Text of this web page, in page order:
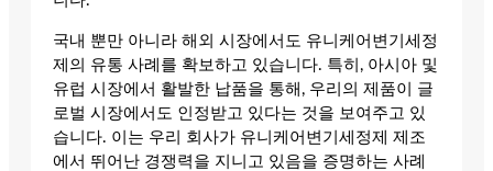
국내 뿐만 아니라 해외 시장에서도 유니케어변기세정
제의 유통 사례를 확보하고 있습니다. 특히, 아시아 및
유럽 시장에서 활발한 납품을 통해, 우리의 제품이 글
로벌 시장에서도 인정받고 있다는 것을 보여주고 있
습니다. 이는 우리 회사가 유니케어변기세정제 제조
에서 뛰어난 경쟁력을 지니고 있음을 증명하는 사례